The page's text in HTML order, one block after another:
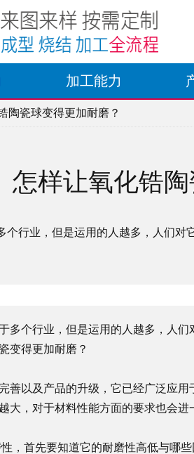
加工能力
陶瓷球变得更加耐磨？
怎样让氧化锆
个行业，但是运用的人越多，人们
多个行业，但是运用的人越多，人
变得更加耐磨？
善以及产品的升级，它已经广泛应
大，对于材料性能方面的要求也会进
，首先要知道它的耐磨性高低与哪